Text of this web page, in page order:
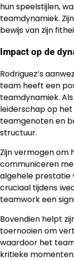
hun speelstijlen,
teamdynamiek.
bewijs van zijn
Impact op de
Rodriguez’s
team heeft een
teamdynamiek.
leiderschap op
teamgenoten en
structuur.
Zijn vermogen om
communiceren
algehele prestatie
cruciaal tijdens
teamwork een
Bovendien helpt
toernooien om
waardoor het
kritieke momenten.